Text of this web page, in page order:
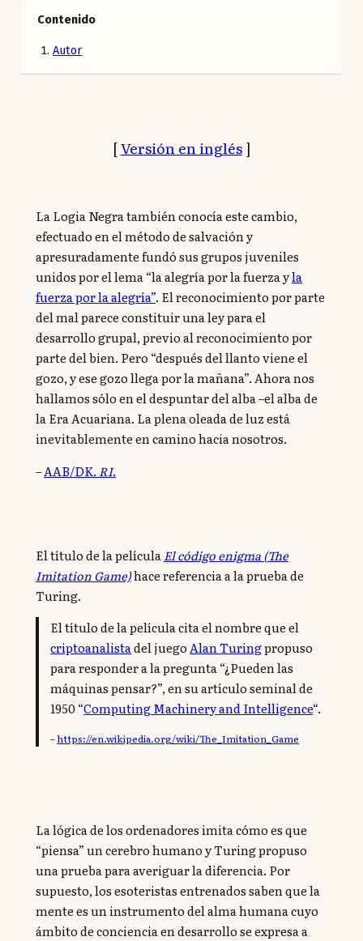
Contenido
Autor
[Versión en inglés]
La Logia Negra también conocía este cambio,
efectuado en el método de salvación y
apresuradamente fundó sus grupos juveniles
unidos por el lema “la alegría por la fuerza yla
fuerza por la alegría”. El reconocimiento por parte
del mal parece constituir una ley para el
desarrollo grupal, previo al reconocimiento por
parte del bien. Pero “después del llanto viene el
gozo, y ese gozo llega por la mañana”. Ahora nos
hallamos sólo en el despuntar del alba –el alba de
la Era Acuariana. La plena oleada de luz está
inevitablemente en camino hacia nosotros.
–AAB/DK. RI.
El título de la película El código enigma (The
Imitation Game)hace referencia a la prueba de
Turing.
El título de la película cita el nombre que el
criptoanalistadel juegoAlan Turingpropuso
para responder a la pregunta “¿Pueden las
máquinas pensar?”, en su artículo seminal de
1950 “Computing Machinery and Intelligence“.
–https://en.wikipedia.org/wiki/The_Imitation_Game
La lógica de los ordenadores imita cómo es que
“piensa” un cerebro humano y Turing propuso
una prueba para averiguar la diferencia. Por
supuesto, los esoteristas entrenados saben que la
mente es un instrumento del alma humana cuyo
ámbito de conciencia en desarrollo se expresa a